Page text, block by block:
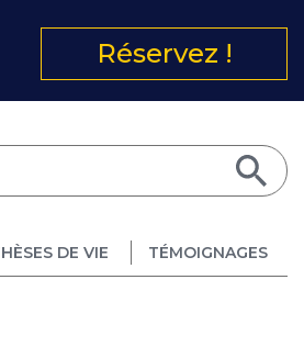
Réservez !
DE VIE TÉMOIGNAGES